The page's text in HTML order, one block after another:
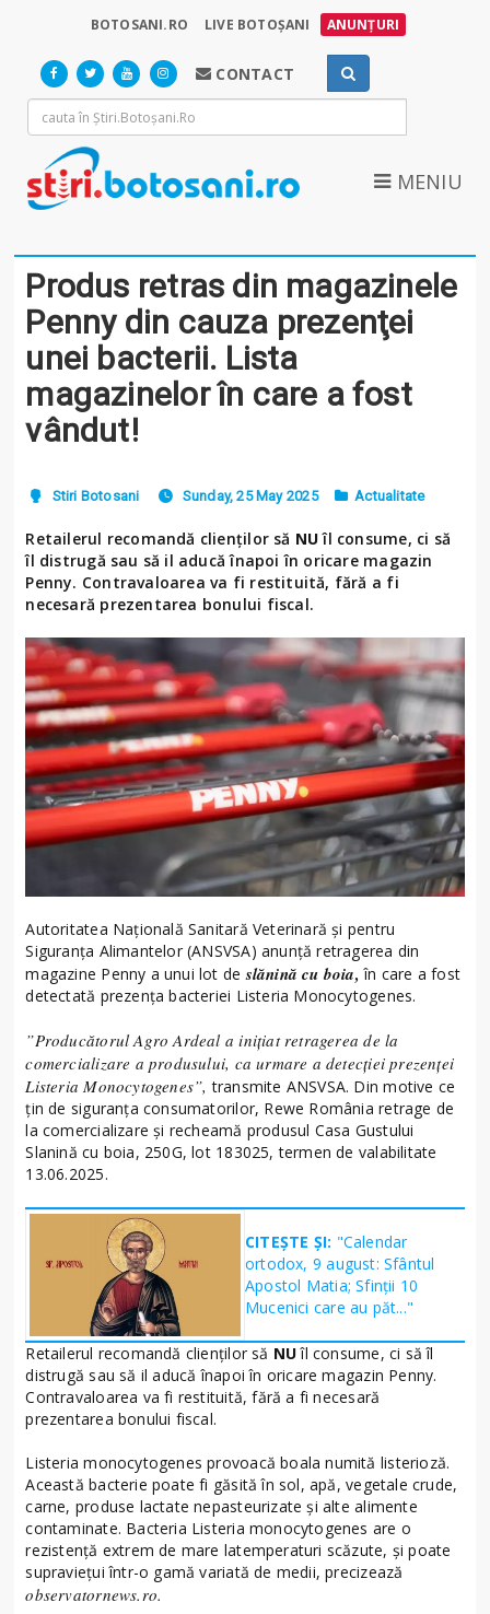
BOTOSANI.RO LIVE BOTOȘANI ANUNȚURI
CONTACT
MENIU
Produs retras din magazinele
Penny din cauza prezenţei
unei bacterii. Lista
magazinelor în care a fost
vândut!
Stiri Botosani Sunday, 25 May 2025 Actualitate
Retailerul recomandă clienţilor să NUîl consume, ci să
îl distrugă sau să il aducă înapoi în oricare magazin
Penny. Contravaloarea va fi restituită, fără a fi
necesară prezentarea bonului fiscal.
Autoritatea Naţională Sanitară Veterinară şi pentru
Siguranţa Alimantelor (ANSVSA) anunţă retragerea din
magazine Penny a unui lot de slănină cu boia, în care a fost
detectată prezenţa bacteriei Listeria Monocytogenes.
”Producătorul Agro Ardeal a iniţiat retragerea de la
comercializare a produsului, ca urmare a detecţiei prezenţei
Listeria Monocytogenes”, transmite ANSVSA. Din motive ce
ţin de siguranţa consumatorilor, Rewe România retrage de
la comercializare şi recheamă produsul Casa Gustului
Slanină cu boia, 250G, lot 183025, termen de valabilitate
13.06.2025.
CITEȘTE ȘI: "Calendar
ortodox, 9 august: Sfântul
Apostol Matia; Sfinţii 10
Mucenici care au păt..."
Retailerul recomandă clienţilor să NUîl consume, ci să îl
distrugă sau să il aducă înapoi în oricare magazin Penny.
Contravaloarea va fi restituită, fără a fi necesară
prezentarea bonului fiscal.
Listeria monocytogenes provoacă boala numită listerioză.
Această bacterie poate fi găsită în sol, apă, vegetale crude,
carne, produse lactate nepasteurizate şi alte alimente
contaminate. Bacteria Listeria monocytogenes are o
rezistenţă extrem de mare latemperaturi scăzute, şi poate
supravieţui într-o gamă variată de medii, precizează
observatornews.ro.